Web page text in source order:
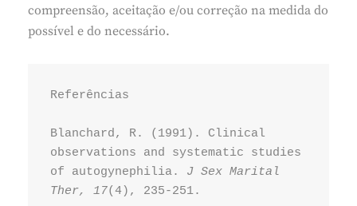
compreensão, aceitação e/ou correção na medida do
possível e do necessário.
Referências
Blanchard, R. (1991). Clinical
observations and systematic studies
of autogynephilia. J Sex Marital
Ther, 17(4), 235-251.